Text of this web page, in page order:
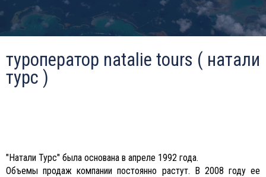
туроператор natalie tours ( натали
турс )
"Натали Турс" была основана в апреле 1992 года.
Объемы продаж компании постоянно растут. В 2008 году ее